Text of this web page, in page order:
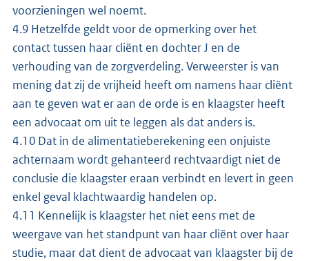
voorzieningen wel noemt.
4.9 Hetzelfde geldt voor de opmerking over het
contact tussen haar cliënt en dochter J en de
verhouding van de zorgverdeling. Verweerster is van
mening dat zij de vrijheid heeft om namens haar cliënt
aan te geven wat er aan de orde is en klaagster heeft
een advocaat om uit te leggen als dat anders is.
4.10 Dat in de alimentatieberekening een onjuiste
achternaam wordt gehanteerd rechtvaardigt niet de
conclusie die klaagster eraan verbindt en levert in geen
enkel geval klachtwaardig handelen op.
4.11 Kennelijk is klaagster het niet eens met de
weergave van het standpunt van haar cliënt over haar
studie, maar dat dient de advocaat van klaagster bij de